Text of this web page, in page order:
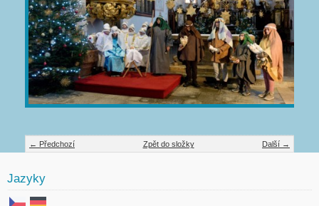
← Předchozí Další →
Zpět do složky
Jazyky